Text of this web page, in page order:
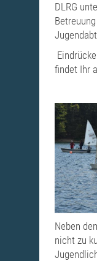
DLRG
findet Ihr
Neben
nicht zu